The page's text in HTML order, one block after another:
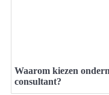
Waarom kiezen
consultant?